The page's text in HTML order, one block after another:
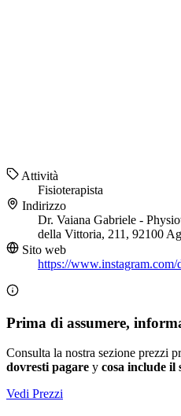
Attività
Fisioterapista
Indirizzo
Dr. Vaiana Gabriele -
della Vittoria, 211, 92100
Sito web
https://
Prima di assumere,
Consulta la nostra sezione prezzi
dovresti pagare y cosa include il
Vedi Prezzi